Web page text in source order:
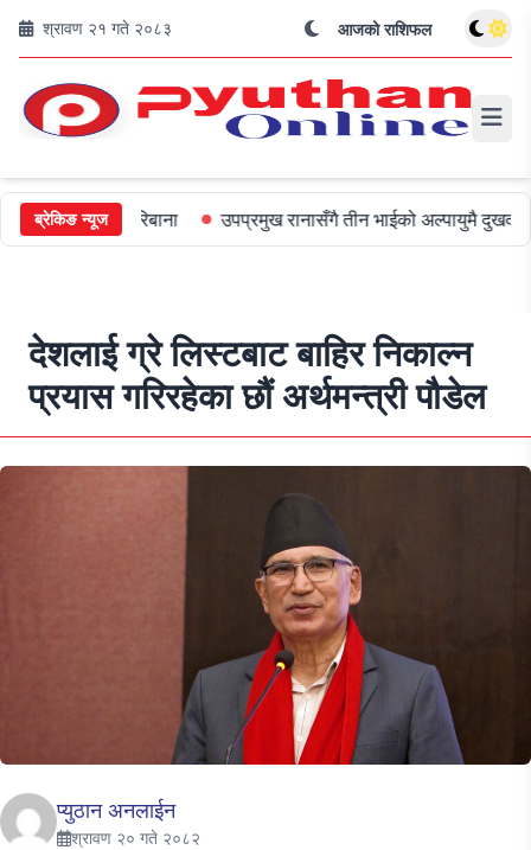
श्रावण २१ गते २०८३ आजको राशिफल
ब्रेकिङ न्यूज
जरिबाना उपप्रमुख रानासँगै तीन भाईको अल्पायुमै दुखद निधन
देशलाई ग्रे लिस्टबाट बाहिर निकाल्न
प्रयास गरिरहेका छौं अर्थमन्त्री पौडेल
प्युठान अनलाईन
श्रावण २० गते २०८२